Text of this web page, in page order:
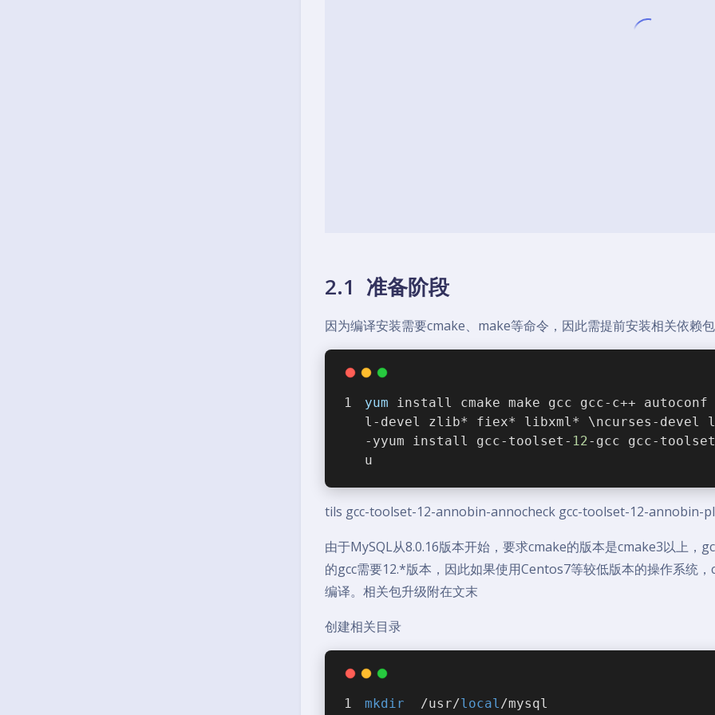
2.1 准备阶段
因为编译安装需要cmake、make等命令，因此需提前安装相关依赖
yum install cmake make gcc gcc-c++ autoconf
l-devel zlib* fiex* libxml* \ncurses-
-yyum install gcc-toolset- 12-gcc gcc-
u
tils gcc-toolset-12-annobin-annocheck gcc-toolset-12-annobin-
由于MySQL从8.0.16版本开始，要求cmake的版本是cmake3以上，
的gcc需要12.*版本，因此如果使用Centos7等较低版本的操作系统
编译。相关包升级附在文末
创建相关目录
mkdir
  /usr/
local/mysql